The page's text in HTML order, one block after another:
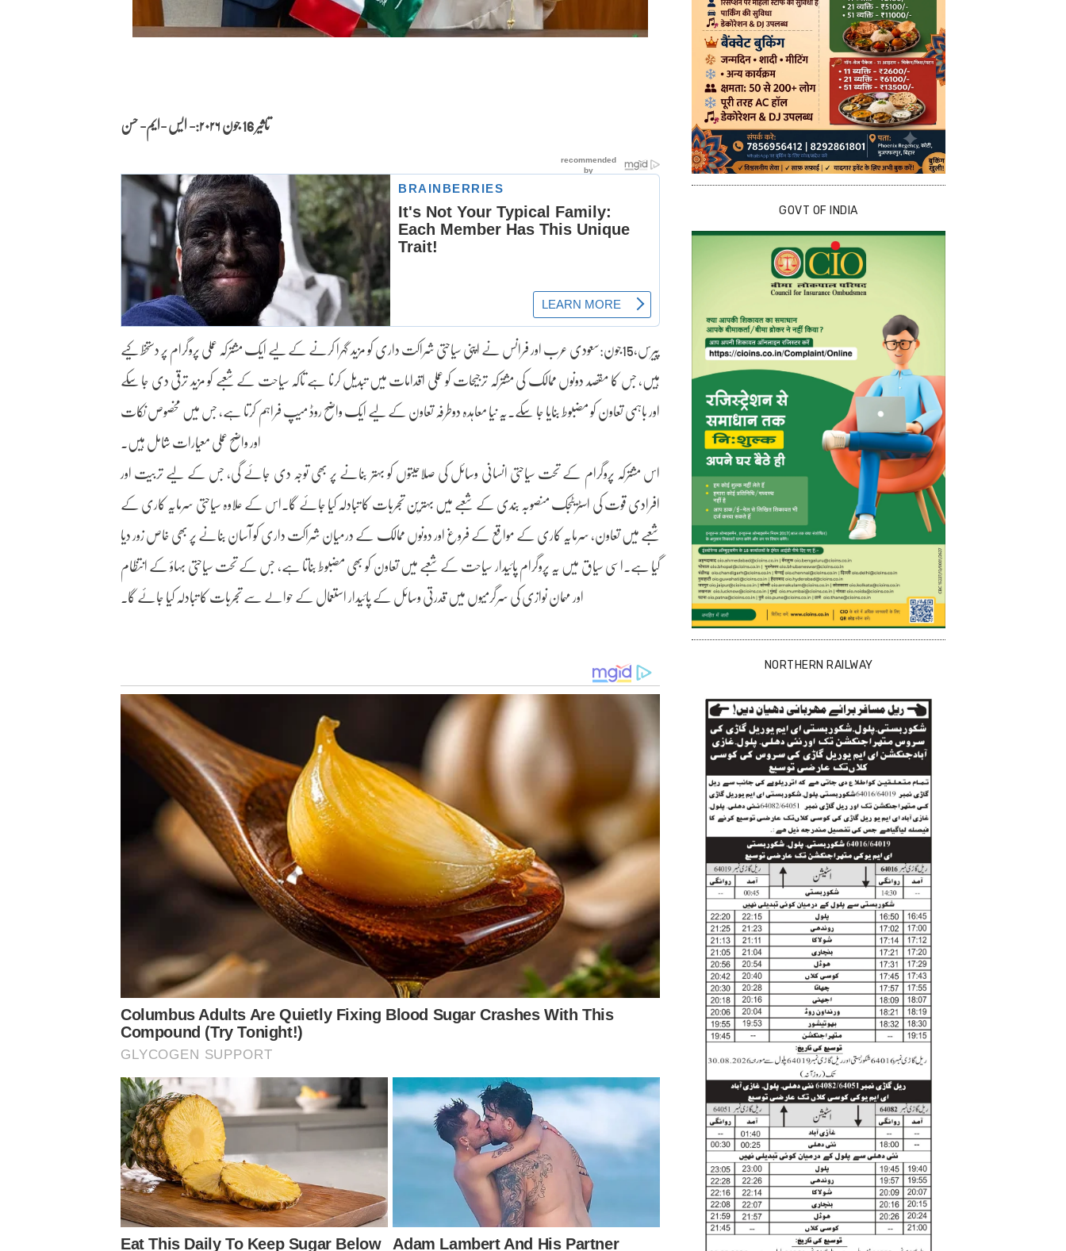
تاثیر 16 جون ۲۰۲۶:- ایس -ایم- حسن
پیرس،15جون:سعودی عرب اور فرانس نے اپنی سیاحتی شراکت داری کو مزید گہرا کرنے کے لیے ایک مشترکہ عملی پروگرام پر دستخط کیے
ہیں، جس کا مقصد دونوں ممالک کی مشترکہ ترجیحات کو عملی اقدامات میں تبدیل کرنا ہے تاکہ سیاحت کے شعبے کو مزید ترقی دی جا سکے
اور باہمی تعاون کو مضبوط بنایا جا سکے۔یہ نیا معاہدہ دوطرفہ تعاون کے لیے ایک واضح روڈ میپ فراہم کرتا ہے، جس میں مخصوص نکات
اور واضح عملی معیارات شامل ہیں۔
اس مشترکہ پروگرام کے تحت سیاحتی انسانی وسائل کی صلاحیتوں کو بہتر بنانے پر بھی توجہ دی جائے گی، جس کے لیے تربیت اور
افرادی قوت کی اسٹریٹجک منصوبہ بندی کے شعبے میں بہترین تجربات کا تبادلہ کیا جائے گا۔اس کے علاوہ سیاحتی سرمایہ کاری کے
شعبے میں تعاون، سرمایہ کاری کے مواقع کے فروغ اور دونوں ممالک کے درمیان شراکت داری کو آسان بنانے پر بھی خاص زور دیا
گیا ہے۔اسی سیاق میں یہ پروگرام پائیدار سیاحت کے شعبے میں تعاون کو بھی مضبوط بناتا ہے، جس کے تحت سیاحتی بہاؤ کے انتظام
اور مہمان نوازی کی سرگرمیوں میں قدرتی وسائل کے پائیدار استعمال کے حوالے سے تجربات کا تبادلہ کیا جائے گا۔
GOVT OF INDIA
NORTHERN RAILWAY